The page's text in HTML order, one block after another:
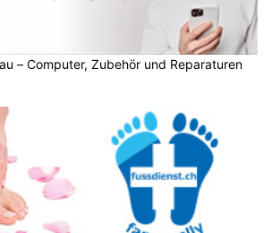
– Computer, Zubehör und Reparaturen